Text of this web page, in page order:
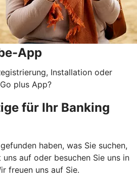
App
Installation oder
plus App?
für Ihr Banking
haben, was Sie suchen,
auf oder besuchen Sie uns in
freuen uns auf Sie.